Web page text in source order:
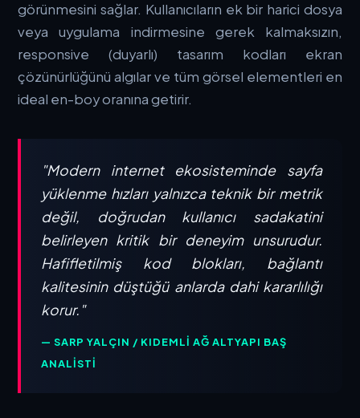
görünmesini sağlar. Kullanıcıların ek bir harici dosya
veya uygulama indirmesine gerek kalmaksızın,
responsive (duyarlı) tasarım kodları ekran
çözünürlüğünü algılar ve tüm görsel elementleri en
ideal en-boy oranına getirir.
"Modern internet ekosisteminde sayfa
yüklenme hızları yalnızca teknik bir metrik
değil, doğrudan kullanıcı sadakatini
belirleyen kritik bir deneyim unsurudur.
Hafifletilmiş kod blokları, bağlantı
kalitesinin düştüğü anlarda dahi kararlılığı
korur."
— SARP YALÇIN / KIDEMLI AĞ ALTYAPI BAŞ
ANALISTI